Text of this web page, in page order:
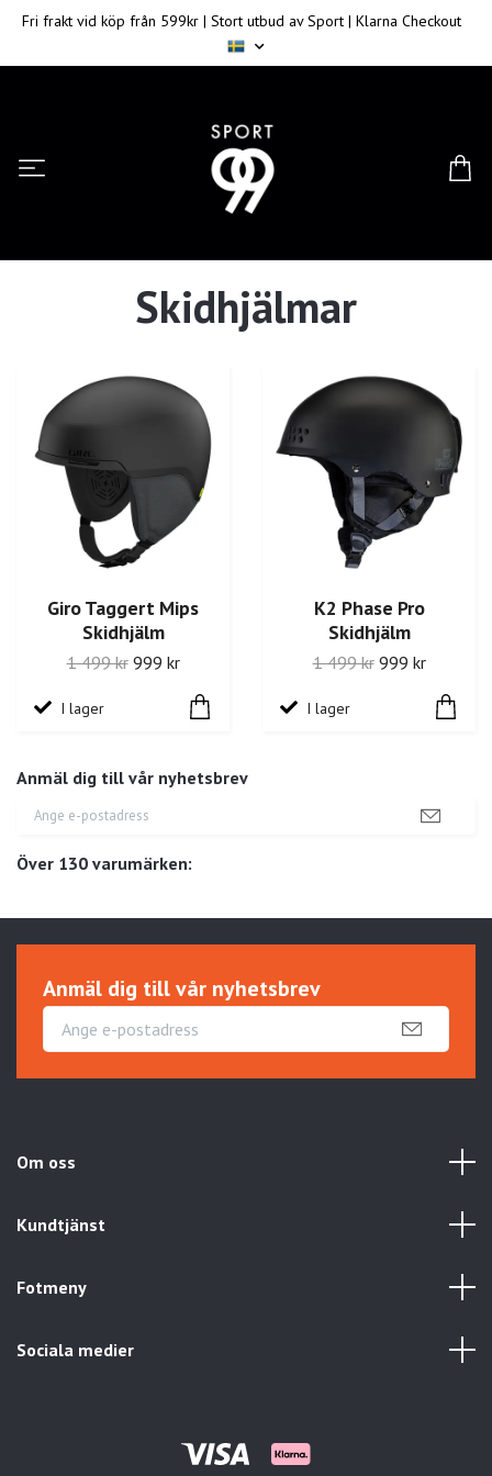
Fri frakt vid köp från 599kr | Stort utbud av Sport | Klarna Checkout
Anmäl dig till vår nyhetsbrev
Över 130 varumärken:
Skidhjälmar
Giro Taggert Mips
Skidhjälm
1 499 kr 999 kr
I lager
K2 Phase Pro
Skidhjälm
1 499 kr 999 kr
I lager
Anmäl dig till vår nyhetsbrev
Om oss
Kundtjänst
Fotmeny
Sociala medier